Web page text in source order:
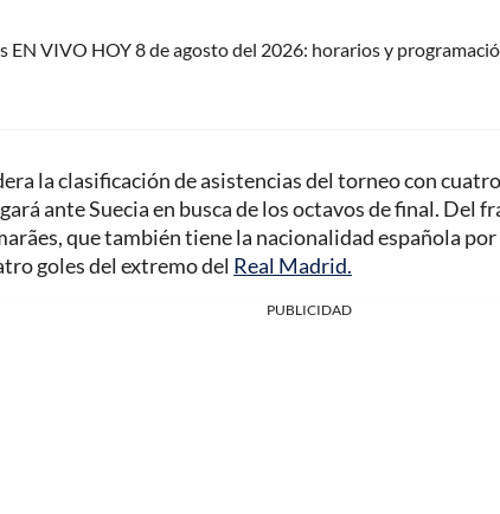
EN VIVO HOY 8 de agosto del 2026: horarios y
la clasificación de asistencias del torneo con
ante Suecia en busca de los octavos de final. Del
que también tiene la nacionalidad española
goles del extremo del Real Madrid.
PUBLICIDAD